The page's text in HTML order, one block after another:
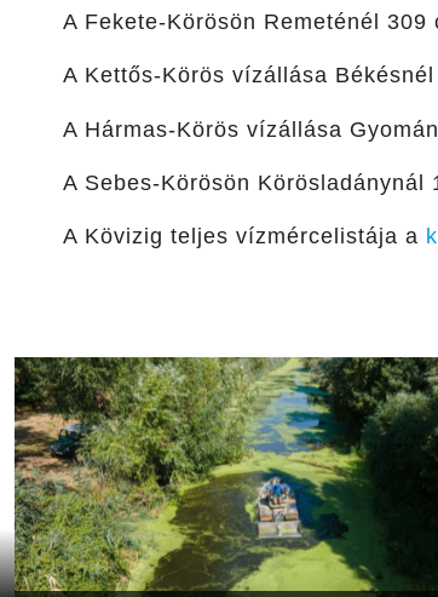
A Fekete-Körösön Remeténél 309
A Kettős-Körös vízállása
A Hármas-Körös vízállása
A Sebes-Körösön Körösladánynál
A Kövizig teljes vízmércelistája a